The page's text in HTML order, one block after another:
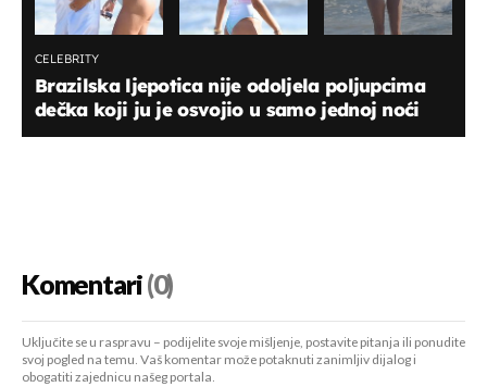
CELEBRITY
Brazilska ljepotica nije odoljela poljupcima
dečka koji ju je osvojio u samo jednoj noći
Komentari(0)
Uključite se u raspravu – podijelite svoje mišljenje, postavite pitanja ili ponudite
svoj pogled na temu. Vaš komentar može potaknuti zanimljiv dijalog i
obogatiti zajednicu našeg portala.